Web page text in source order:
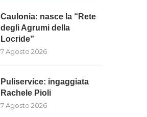
Caulonia: nasce la “Rete
degli Agrumi della
Locride”
7 Agosto 2026
Puliservice: ingaggiata
Rachele Pioli
7 Agosto 2026